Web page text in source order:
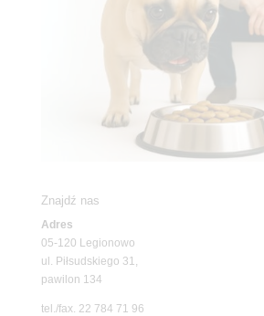
Znajdź nas
Adres
05-120 Legionowo
ul. Piłsudskiego 31,
pawilon 134
tel./fax. 22 784 71 96